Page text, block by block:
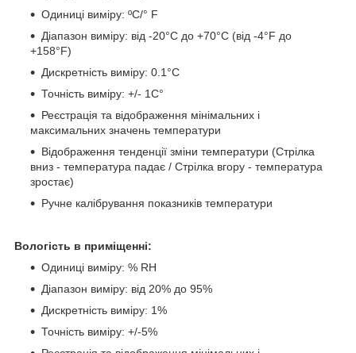
Одиниці виміру: ºС/° F
Діапазон виміру: від -20°C до +70°C (від -4°F до
+158°F)
Дискретність виміру: 0.1°C
Точність виміру: +/- 1C°
Реєстрація та відображення мінімальних і
максимальних значень температури
Відображення тенденції зміни температури (Стрілка
вниз - температура падає / Стрілка вгору - температура
зростає)
Ручне калібрування показників температури
Вологість в приміщенні:
Одиниці виміру: % RH
Діапазон виміру: від 20% до 95%
Дискретність виміру: 1%
Точність виміру: +/-5%